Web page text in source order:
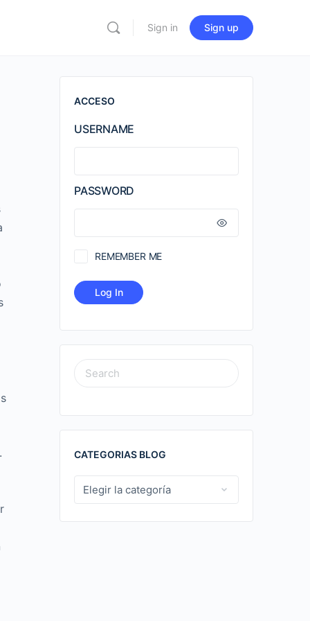
Sign in Sign up
ACCESO
USERNAME
PASSWORD
REMEMBER ME
SEARCH
FOR:
CATEGORIAS BLOG
CATEGORIAS
BLOG